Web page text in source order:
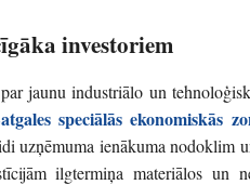
investoriem
jaunu industriālo un
speciālās ekonomiskās
uzņēmuma ienākuma nodoklim
ilgtermiņa materiālos un